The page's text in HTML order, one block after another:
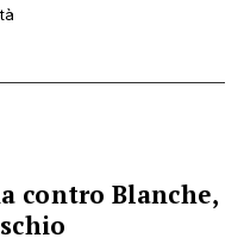
contro Blanche,